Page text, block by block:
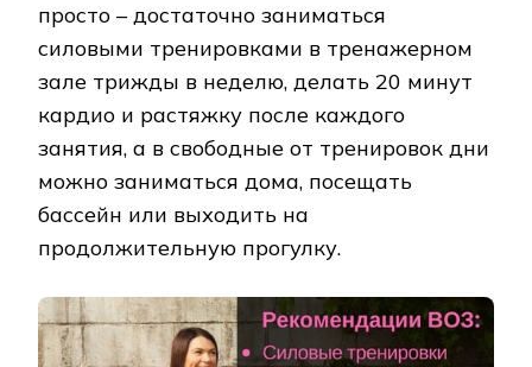
просто – достаточно заниматься
силовыми тренировками в тренажерном
зале трижды в неделю, делать 20 минут
кардио и растяжку после каждого
занятия, а в свободные от тренировок дни
можно заниматься дома, посещать
бассейн или выходить на
продолжительную прогулку.